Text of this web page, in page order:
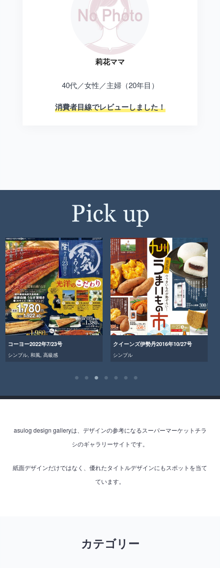
莉花ママ
40代／女性／主婦（20年目）
消費者目線でレビューしました！
コーヨー2022年7/23号
シンプル, 和風, 高級感
クイーンズ伊勢丹2016年10/27号
シンプル
asulog design galleryは、デザインの参考になるスーパーマーケットチラ
シのギャラリーサイトです。
紙面デザインだけではなく、優れたタイトルデザインにもスポットを当て
ています。
カテゴリー